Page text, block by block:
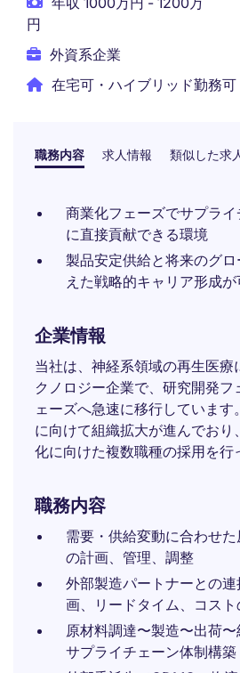
円
外資系企業
在宅可・ハイブリッド勤務可
職務内容 求人情報 類似した求
商業化フェーズでサプラ
に直接貢献できる環境
製品安定供給と将来のグ
えた戦略的キャリア形成
企業情報
当社は、神経系領域の再生医療
クノロジー企業で、研究開発フ
ェーズへ急速に移行していま
に向けて組織拡大が進んでおり
化に向けた複数職種の採用を行
職務内容
需要・供給変動に合わせ
の計画、管理、調整
外部製造パートナーとの
画、リードタイム、コス
原材料調達〜製造〜出荷
サプライチェーン体制構築